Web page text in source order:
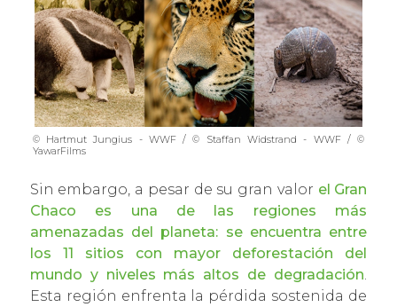
© Hartmut Jungius - WWF / © Staffan Widstrand - WWF / ©
YawarFilms
Sin embargo, a pesar de su gran valor el Gran
Chaco es una de las regiones más
amenazadas del planeta: se encuentra entre
los 11 sitios con mayor deforestación del
mundo y niveles más altos de degradación
Esta región enfrenta la pérdida sostenida de